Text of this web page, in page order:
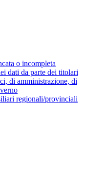
o incompleta
dati da parte dei titolari
di amministrazione, di
regionali/provinciali